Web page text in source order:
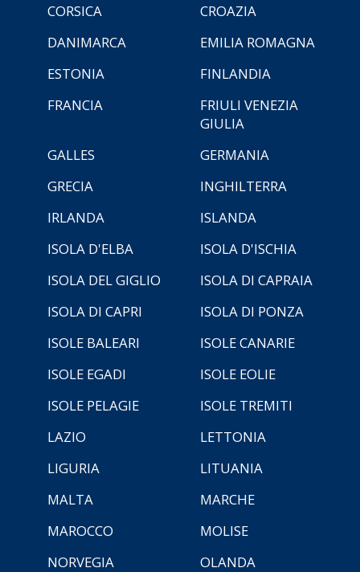
CORSICA
CROAZIA
DANIMARCA
EMILIA ROMAGNA
ESTONIA
FINLANDIA
FRANCIA
FRIULI VENEZIA
GIULIA
GALLES
GERMANIA
GRECIA
INGHILTERRA
IRLANDA
ISLANDA
ISOLA D'ELBA
ISOLA D'ISCHIA
ISOLA DEL GIGLIO
ISOLA DI CAPRAIA
ISOLA DI CAPRI
ISOLA DI PONZA
ISOLE BALEARI
ISOLE CANARIE
ISOLE EGADI
ISOLE EOLIE
ISOLE PELAGIE
ISOLE TREMITI
LAZIO
LETTONIA
LIGURIA
LITUANIA
MALTA
MARCHE
MAROCCO
MOLISE
NORVEGIA
OLANDA